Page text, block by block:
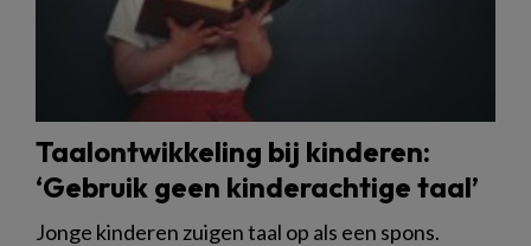
Taalontwikkeling bij kinderen:
‘Gebruik geen kinderachtige taal’
Jonge kinderen zuigen taal op als een spons.